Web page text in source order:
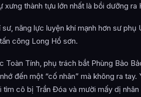
xưng thành tựu lớn nhất là bồi dưỡng ra
sư, năng lực luyện khí mạnh hơn sư phụ
công Long Hổ sơn.
Toàn Tính, phụ trách bắt Phùng Bảo
đến một “cố nhân” mà không ra tay.
tìm cô bị Trần Đóa và mười mấy dị